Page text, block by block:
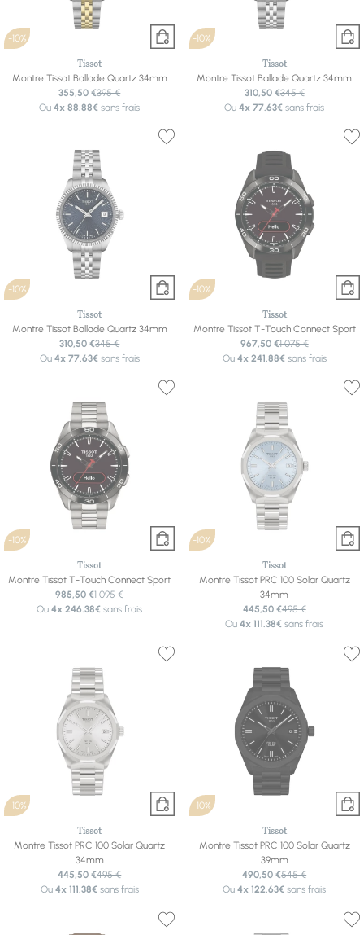
-10%
Tissot
Montre Tissot Ballade Quartz 34mm
355,50 €395 €
Ou4x 88.88€ sans frais
-10%
Tissot
Montre Tissot Ballade Quartz 34mm
310,50 €345 €
Ou4x 77.63€ sans frais
-10%
Tissot
Montre Tissot Ballade Quartz 34mm
310,50 €345 €
Ou 4x 77.63€sans frais
-10%
Tissot
Montre Tissot T-Touch Connect Sport
967,50 €1 075 €
Ou 4x 241.88€sans frais
-10%
Tissot
Montre Tissot T-Touch Connect Sport
985,50 €1 095 €
Ou4x 246.38€ sans frais
-10%
Tissot
Montre Tissot PRC 100 Solar Quartz
34mm
445,50 €495 €
Ou4x 111.38€ sans frais
-10%
Tissot
Montre Tissot PRC 100 Solar Quartz
34mm
445,50 €495 €
Ou 4x 111.38€sans frais
-10%
Tissot
Montre Tissot PRC 100 Solar Quartz
39mm
490,50 €545 €
Ou4x 122.63€ sans frais